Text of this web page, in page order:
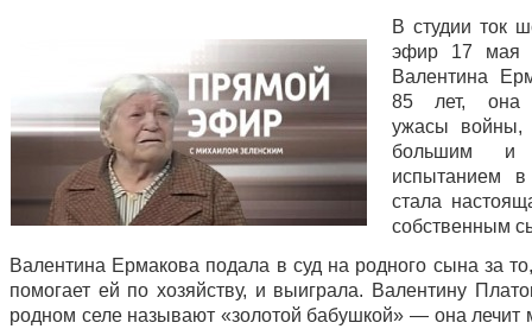
В студии ток
эфир 17 мая
Валентина
85 лет, она
ужасы
большим и
испытанием
стала
собственным
Валентина Ермакова подала в суд на родного сына за
помогает ей по хозяйству, и выиграла. Валентину
родном селе называют «золотой бабушкой» — она лечит